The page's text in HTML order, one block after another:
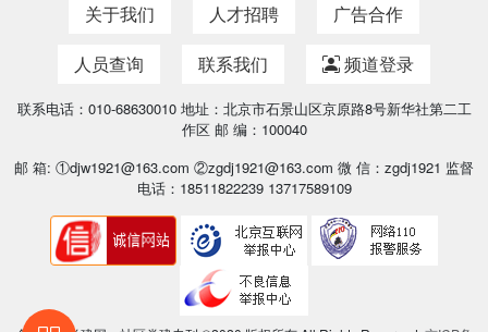
关于我们 人才招聘
广告合作
人员查询
联系我们 频道登录
联系电话：010-68630010 地址：北京市石景山区京原路8号新华社第二工
作区 邮 编：100040
邮 箱: ①djw1921@163.com ②zgdj1921@163.com 微 信：zgdj1921 监督
电话：18511822239 13717589109